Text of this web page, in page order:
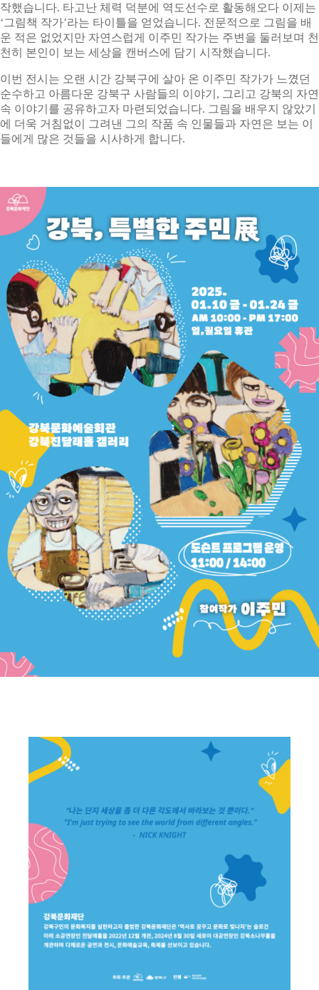
작했습니다. 타고난 체력 덕분에 역도선수로 활동해오다 이제는
‘그림책 작가’라는 타이틀을 얻었습니다. 전문적으로 그림을 배
운 적은 없었지만 자연스럽게 이주민 작가는 주변을 둘러보며 천
천히 본인이 보는 세상을 캔버스에 담기 시작했습니다.
이번 전시는 오랜 시간 강북구에 살아 온 이주민 작가가 느꼈던
순수하고 아름다운 강북구 사람들의 이야기, 그리고 강북의 자연
속 이야기를 공유하고자 마련되었습니다. 그림을 배우지 않았기
에 더욱 거침없이 그려낸 그의 작품 속 인물들과 자연은 보는 이
들에게 많은 것들을 시사하게 합니다.